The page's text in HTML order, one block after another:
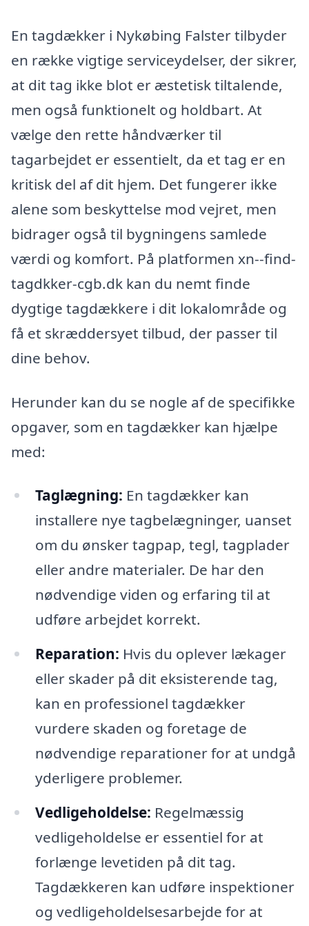
En tagdækker i Nykøbing Falster tilbyder
en række vigtige serviceydelser, der sikrer,
at dit tag ikke blot er æstetisk tiltalende,
men også funktionelt og holdbart. At
vælge den rette håndværker til
tagarbejdet er essentielt, da et tag er en
kritisk del af dit hjem. Det fungerer ikke
alene som beskyttelse mod vejret, men
bidrager også til bygningens samlede
værdi og komfort. På platformen xn--find-
tagdkker-cgb.dk kan du nemt finde
dygtige tagdækkere i dit lokalområde og
få et skræddersyet tilbud, der passer til
dine behov.
Herunder kan du se nogle af de specifikke
opgaver, som en tagdækker kan hjælpe
med:
Taglægning: En tagdækker kan
installere nye tagbelægninger, uanset
om du ønsker tagpap, tegl, tagplader
eller andre materialer. De har den
nødvendige viden og erfaring til at
udføre arbejdet korrekt.
Reparation: Hvis du oplever lækager
eller skader på dit eksisterende tag,
kan en professionel tagdækker
vurdere skaden og foretage de
nødvendige reparationer for at undgå
yderligere problemer.
Vedligeholdelse: Regelmæssig
vedligeholdelse er essentiel for at
forlænge levetiden på dit tag.
Tagdækkeren kan udføre inspektioner
og vedligeholdelsesarbejde for at